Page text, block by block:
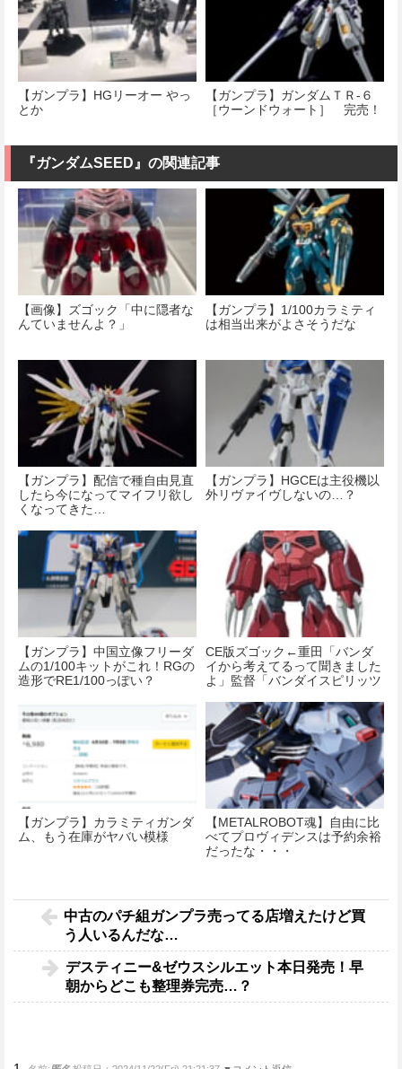
【ガンプラ】HGリーオー やっ
とか
【ガンプラ】ガンダムＴＲ-６
［ウーンドウォート］ 完売！
『ガンダムSEED』の関連記事
【画像】ズゴック「中に隠者な
んていませんよ？」
【ガンプラ】1/100カラミティ
は相当出来がよさそうだな
【ガンプラ】配信で種自由見直
したら今になってマイフリ欲し
くなってきた…
【ガンプラ】HGCEは主役機以
外リヴァイヴしないの…？
【ガンプラ】中国立像フリーダ
ムの1/100キットがこれ！RGの
造形でRE1/100っぽい？
CE版ズゴック←重田「バンダ
イから考えてるって聞きました
よ」監督「バンダイスピリッツ
よ」
【ガンプラ】カラミティガンダ
ム、もう在庫がヤバい模様
【METALROBOT魂】自由に比
べてプロヴィデンスは予約余裕
だったな・・・
中古のパチ組ガンプラ売ってる店増えたけど買
う人いるんだな…
デスティニー&ゼウスシルエット本日発売！早
朝からどこも整理券完売…？